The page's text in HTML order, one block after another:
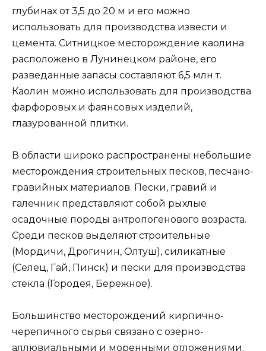
глубинах от 3,5 до 20 м и его можно
использовать для производства извести и
цемента. Ситницкое месторождение каолина
расположено в Лунинецком районе, его
разведанные запасы составляют 6,5 млн т.
Каолин можно использовать для производства
фарфоровых и фаянсовых изделий,
глазурованной плитки.
В области широко распространены небольшие
месторождения строительных песков, песчано-
гравийных материалов. Пески, гравий и
галечник представляют собой рыхлые
осадочные породы антропогенового возраста.
Среди песков выделяют строительные
(Мордичи, Дрогичин, Олтуш), силикатные
(Селец, Гай, Пинск) и пески для производства
стекла (Городея, Бережное).
Большинство месторождений кирпично-
черепичного сырья связано с озерно-
аллювиальными и моренными отложениями.